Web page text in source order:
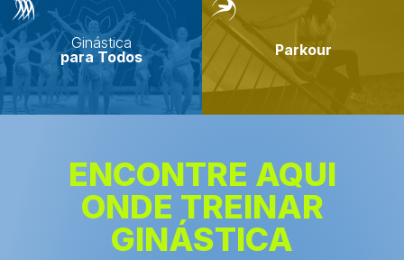
Ginástica
para Todos
Parkour
ENCONTRE AQUI
ONDE TREINAR
GINÁSTICA